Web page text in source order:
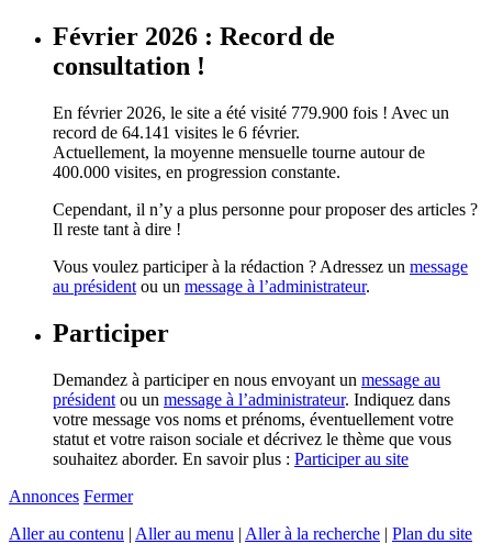
Février 2026 : Record de
consultation !
En février 2026, le site a été visité 779.900 fois ! Avec un
record de 64.141 visites le 6 février.
Actuellement, la moyenne mensuelle tourne autour de
400.000 visites, en progression constante.
Cependant, il n’y a plus personne pour proposer des articles ?
Il reste tant à dire !
Vous voulez participer à la rédaction ? Adressez un message
au président ou un message à l’administrateur.
Participer
Demandez à participer en nous envoyant un message au
président ou un message à l’administrateur. Indiquez dans
votre message vos noms et prénoms, éventuellement votre
statut et votre raison sociale et décrivez le thème que vous
souhaitez aborder. En savoir plus : Participer au site
Annonces Fermer
Aller au contenu | Aller au menu | Aller à la recherche | Plan du site